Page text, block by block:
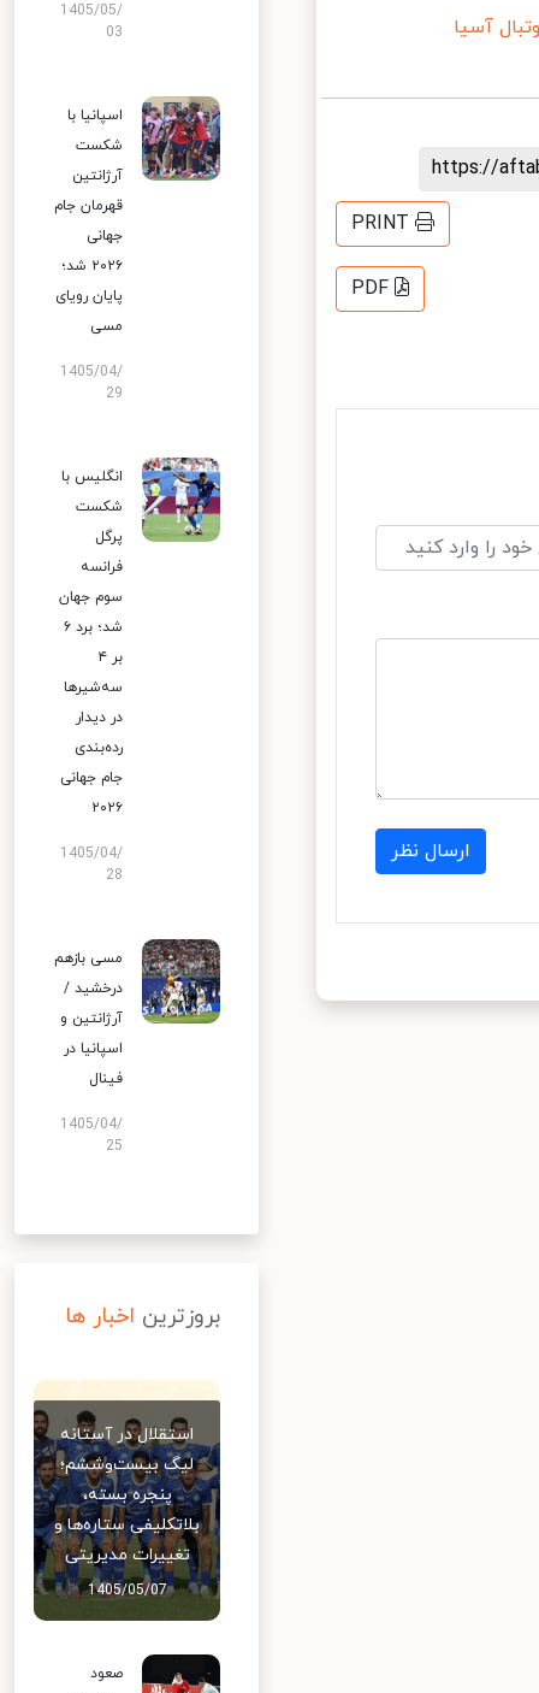
آسیا
https://
PRINT
PDF
ارسال نظر
1405/05/
03
اسپانیا با
شکست
آرژانتین
قهرمان جام
جهانی
۲۰۲۶ شد؛
پایان رویای
مسی
1405/04/
29
انگلیس با
شکست
پرگل
فرانسه
سوم جهان
شد؛ برد ۶
بر ۴
سه‌شیرها
در دیدار
رده‌بندی
جام جهانی
۲۰۲۶
1405/04/
28
مسی بازهم
درخشید /
آرژانتین و
اسپانیا در
فینال
1405/04/
25
بروزترین اخبار ها
استقلال در آستانه
لیگ بیست‌وششم؛
پنجره بسته،
بلاتکلیفی ستاره‌ها و
تغییرات مدیریتی
1405/05/07
صعود